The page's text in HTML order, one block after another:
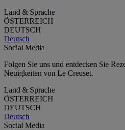
Land & Sprache
ÖSTERREICH
DEUTSCH
Deutsch
Social Media
Folgen Sie uns und entdecken Sie
Neuigkeiten von Le Creuset.
Land & Sprache
ÖSTERREICH
DEUTSCH
Deutsch
Social Media